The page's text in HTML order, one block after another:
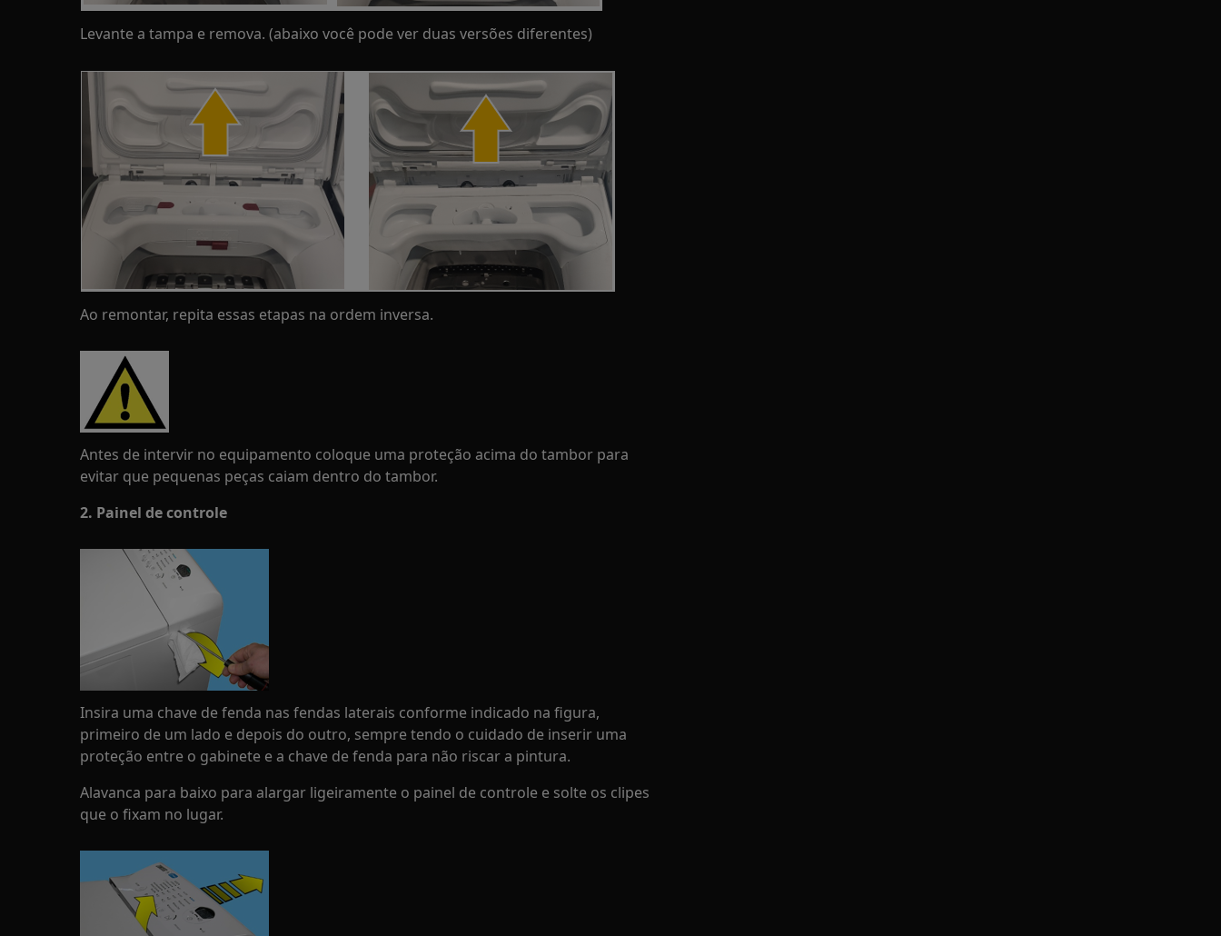
Levante a tampa e remova. (abaixo você pode ver duas versões diferentes)
Ao remontar, repita essas etapas na ordem inversa.
Antes de intervir no equipamento coloque uma proteção acima do tambor para
evitar que pequenas peças caiam dentro do tambor.
2. Painel de controle
Insira uma chave de fenda nas fendas laterais conforme indicado na figura,
primeiro de um lado e depois do outro, sempre tendo o cuidado de inserir uma
proteção entre o gabinete e a chave de fenda para não riscar a pintura.
Alavanca para baixo para alargar ligeiramente o painel de controle e solte os clipes
que o fixam no lugar.